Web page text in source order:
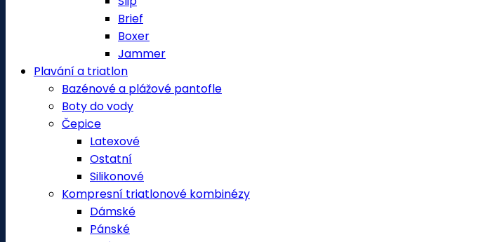
Brief
Boxer
Jammer
Plavání a triatlon
Bazénové a plážové pantofle
Boty do vody
Čepice
Latexové
Ostatní
Silikonové
Kompresní triatlonové kombinézy
Dámské
Pánské